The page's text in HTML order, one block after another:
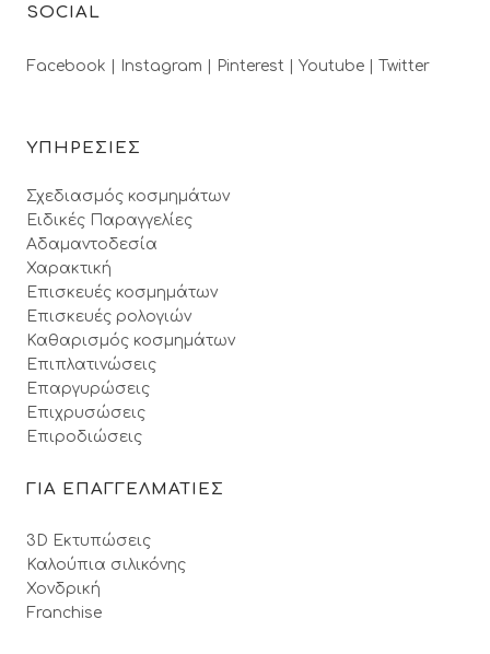
SOCIAL
Facebook | Instagram | Pinterest | Youtube | Twitter
ΥΠΗΡΕΣΙΕΣ
Σχεδιασμός κοσμημάτων
Ειδικές Παραγγελίες
Αδαμαντοδεσία
Χαρακτική
Επισκευές κοσμημάτων
Επισκευές ρολογιών
Καθαρισμός κοσμημάτων
Επιπλατινώσεις
Επαργυρώσεις
Επιχρυσώσεις
Επιροδιώσεις
ΓΙΑ ΕΠΑΓΓΕΛΜΑΤΙΕΣ
3D Εκτυπώσεις
Καλούπια σιλικόνης
Χονδρική
Franchise